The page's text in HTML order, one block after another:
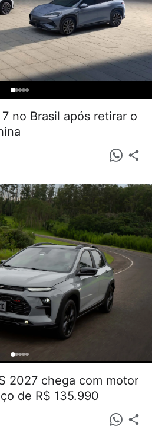
no Brasil após retirar o
2027 chega com motor
de R$ 135.990